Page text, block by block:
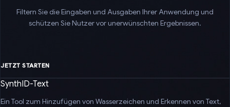
Filtern Sie die Eingaben und Ausgaben Ihrer Anwendung und
schützen Sie Nutzer vor unerwünschten Ergebnissen.
JETZT STARTEN
SynthID-Text
Ein Tool zum Hinzufügen von Wasserzeichen und Erkennen von Text,